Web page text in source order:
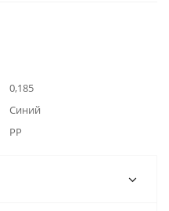
0,185
Синий
РР